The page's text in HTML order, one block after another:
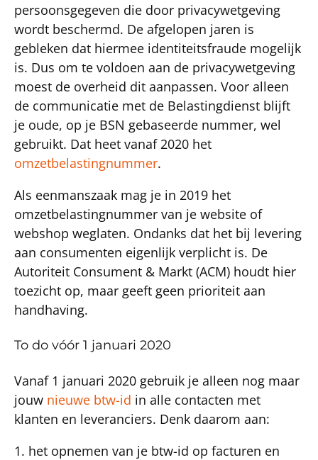
persoonsgegeven die door privacywetgeving
wordt beschermd. De afgelopen jaren is
gebleken dat hiermee identiteitsfraude mogelijk
is. Dus om te voldoen aan de privacywetgeving
moest de overheid dit aanpassen. Voor alleen
de communicatie met de Belastingdienst blijft
je oude, op je BSN gebaseerde nummer, wel
gebruikt. Dat heet vanaf 2020 het
omzetbelastingnummer.
Als eenmanszaak mag je in 2019 het
omzetbelastingnummer van je website of
webshop weglaten. Ondanks dat het bij levering
aan consumenten eigenlijk verplicht is. De
Autoriteit Consument & Markt (ACM) houdt hier
toezicht op, maar geeft geen prioriteit aan
handhaving.
To do vóór 1 januari 2020
Vanaf 1 januari 2020 gebruik je alleen nog maar
jouw nieuwe btw-id in alle contacten met
klanten en leveranciers. Denk daarom aan:
1. het opnemen van je btw-id op facturen en